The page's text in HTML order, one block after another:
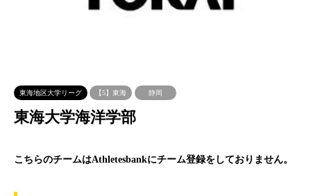
東海地区大学リーグ 【5】東海 静岡
東海大学海洋学部
こちらのチームはAthletesbankにチーム登録をしておりません。